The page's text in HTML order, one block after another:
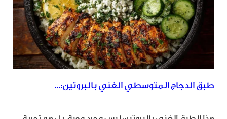
طبق الدجاج المتوسطي الغني بالبروتين:...